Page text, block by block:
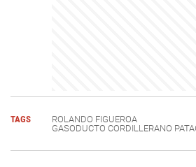
TAGS
ROLANDO FIGUEROA
GASODUCTO CORDILLERANO